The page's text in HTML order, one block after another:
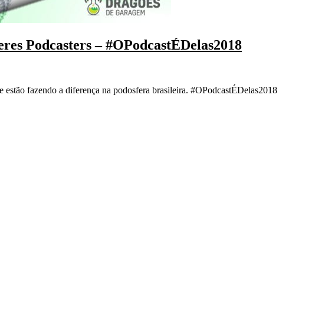
Podcasters – #OPodcastÉDelas2018
estão fazendo a diferença na podosfera brasileira. #OPodcastÉDelas2018